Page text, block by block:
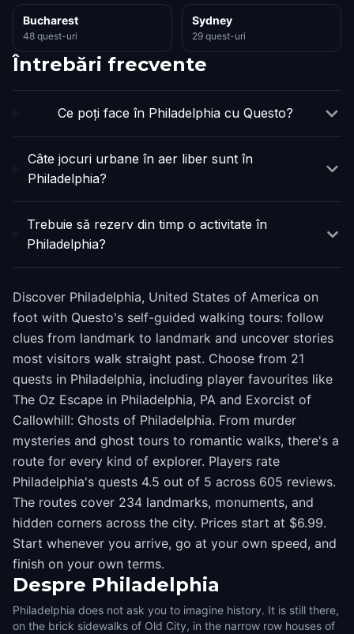
Bucharest
48 quest-uri
Sydney
29 quest-uri
Întrebări frecvente
Ce poți face în Philadelphia cu Questo?
Câte jocuri urbane în aer liber sunt în
Philadelphia?
Trebuie să rezerv din timp o activitate în
Philadelphia?
Discover Philadelphia, United States of America on
foot with Questo's self-guided walking tours: follow
clues from landmark to landmark and uncover stories
most visitors walk straight past. Choose from 21
quests in Philadelphia, including player favourites like
The Oz Escape in Philadelphia, PA and Exorcist of
Callowhill: Ghosts of Philadelphia. From murder
mysteries and ghost tours to romantic walks, there's a
route for every kind of explorer. Players rate
Philadelphia's quests 4.5 out of 5 across 605 reviews.
The routes cover 234 landmarks, monuments, and
hidden corners across the city. Prices start at $6.99.
Start whenever you arrive, go at your own speed, and
finish on your own terms.
Despre Philadelphia
Philadelphia does not ask you to imagine history. It is still there,
on the brick sidewalks of Old City, in the narrow row houses of